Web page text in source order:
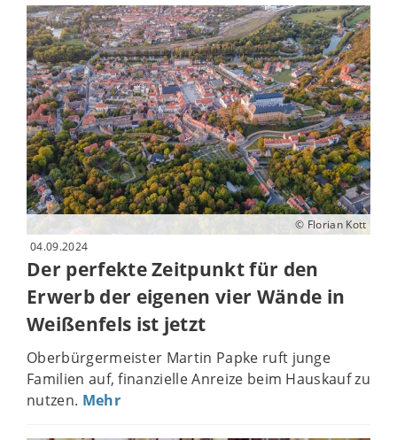
© Florian Kott
04.09.2024
Der perfekte Zeitpunkt für den
Erwerb der eigenen vier Wände in
Weißenfels ist jetzt
Oberbürgermeister Martin Papke ruft junge
Familien auf, finanzielle Anreize beim Hauskauf zu
nutzen. Mehr